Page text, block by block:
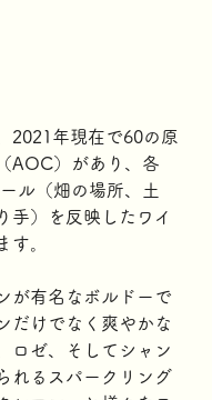
2021年現在で60の原
AOC）があり、各
ル（畑の場所、土
手）を反映したワイ
す。
が有名なボルドーで
だけでなく爽やかな
ロゼ、そしてシャン
れるスパークリング